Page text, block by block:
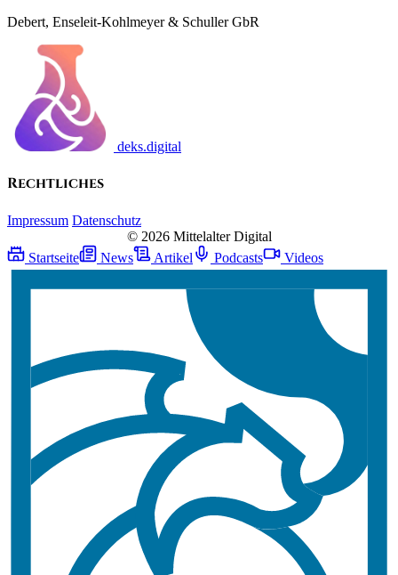
Debert, Enseleit-Kohlmeyer & Schuller GbR
deks.digital
Rechtliches
Impressum Datenschutz
© 2026 Mittelalter Digital
Startseite
News Artikel Podcasts Videos